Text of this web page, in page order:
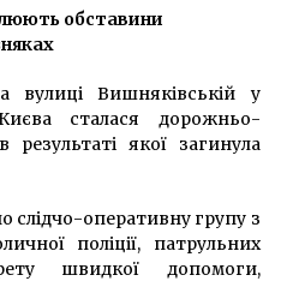
обставини
вулиці Вишняківській у
сталася дорожньо-
якої загинула
слідчо-оперативну групу з
поліції, патрульних
швидкої допомоги,